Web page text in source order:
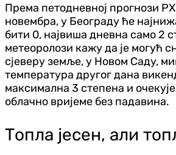
Према петодневној прогнози
новембра, у Београду ће
бити 0, највиша дневна само 2
метеоролози кажу да је могућ
сјеверу земље, у Новом Саду,
температура другог дана
максимална 3 степена и
облачно вријеме без падавина.
Топла јесен, али